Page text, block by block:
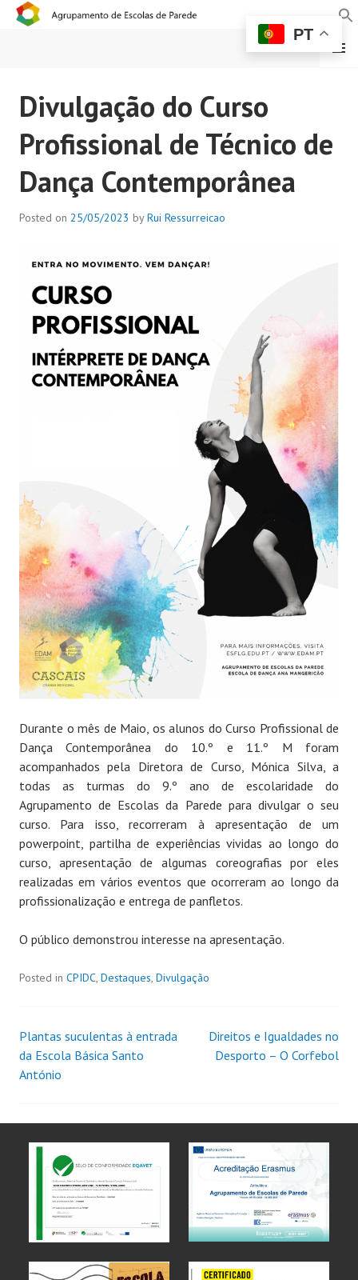
AGRUPAMENTO DE
ESCOLAS DE PAREDE
MENU
Divulgação do Curso
Profissional de Técnico de
Dança Contemporânea
Posted on 25/05/2023 byRui Ressurreicao
Durante o mês de Maio, os alunos do Curso Profissional de
Dança Contemporânea do 10.º e 11.º M foram
acompanhados pela Diretora de Curso, Mónica Silva, a
todas as turmas do 9.º ano de escolaridade do
Agrupamento de Escolas da Parede para divulgar o seu
curso. Para isso, recorreram à apresentação de um
powerpoint, partilha de experiências vividas ao longo do
curso, apresentação de algumas coreografias por eles
realizadas em vários eventos que ocorreram ao longo da
profissionalização e entrega de panfletos.
O público demonstrou interesse na apresentação.
Posted in CPIDC, Destaques, Divulgação
Plantas suculentas à entrada
da Escola Básica Santo
António
Direitos e Igualdades no
Desporto – O Corfebol
PT